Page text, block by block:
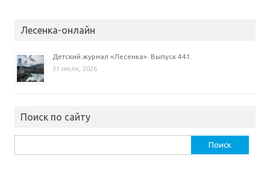
Лесенка-онлайн
Детский журнал «Лесенка». Выпуск 441.
31 июля, 2026
Поиск по сайту